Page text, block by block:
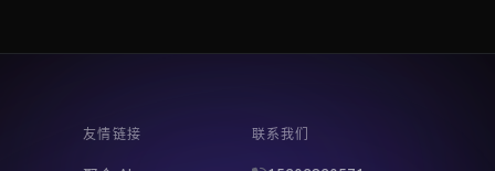
友情链接 联系我们